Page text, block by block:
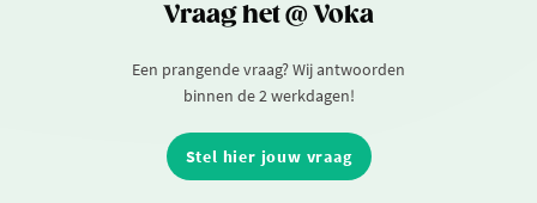
Vraag het @ Voka
Een prangende vraag? Wij antwoorden
binnen de 2 werkdagen!
Stel hier jouw vraag